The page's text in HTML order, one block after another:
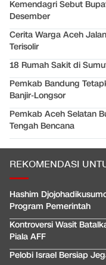
Kemendagri Sebut
Desember
Cerita Warga Aceh
Terisolir
18 Rumah Sakit di
Pemkab Bandung
Banjir-Longsor
Pemkab Aceh Selatan
Tengah Bencana
REKOMENDASI
Hashim
Program Pemerintah
Kontroversi Wasit
Piala AFF
Pelobi Israel Bersiap